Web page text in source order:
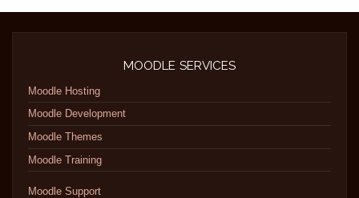
MOODLE SERVICES
Moodle Hosting
Moodle Development
Moodle Themes
Moodle Training
Moodle Support